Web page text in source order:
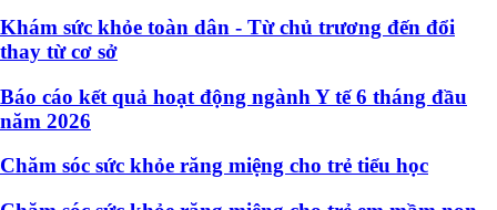
Khám sức khỏe toàn dân - Từ chủ trương đến đổi
thay từ cơ sở
Báo cáo kết quả hoạt động ngành Y tế 6 tháng đầu
năm 2026
Chăm sóc sức khỏe răng miệng cho trẻ tiểu học